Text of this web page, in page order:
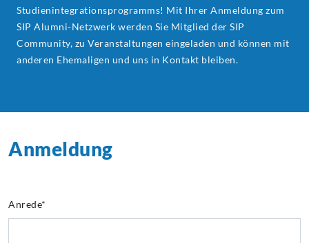
Studienintegrationsprogramms! Mit Ihrer Anmeldung zum
SIP Alumni-Netzwerk werden Sie Mitglied der SIP
Community, zu Veranstaltungen eingeladen und können mit
anderen Ehemaligen und uns in Kontakt bleiben.
Anmeldung
Anrede*